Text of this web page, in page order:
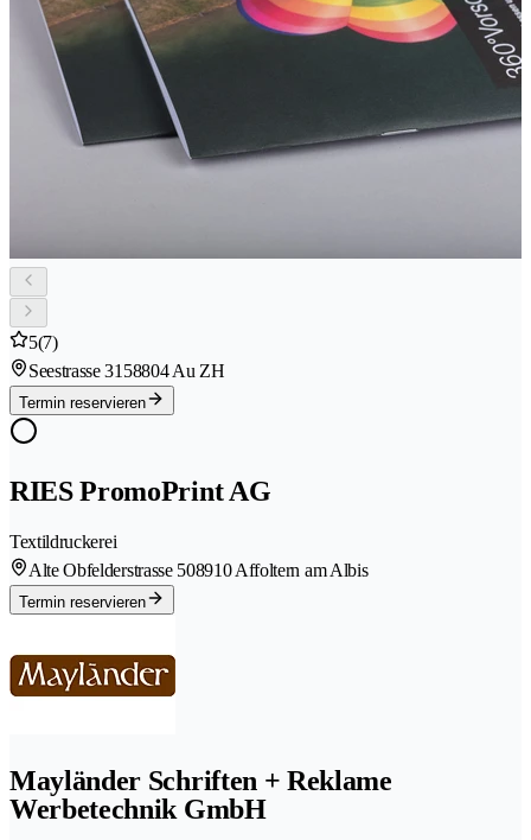
5(7)
Seestrasse 3158804 Au ZH
Termin reservieren
RIES PromoPrint AG
Textildruckerei
Alte Obfelderstrasse 508910 Affoltern am Albis
Termin reservieren
Mayländer Schriften + Reklame
Werbetechnik GmbH